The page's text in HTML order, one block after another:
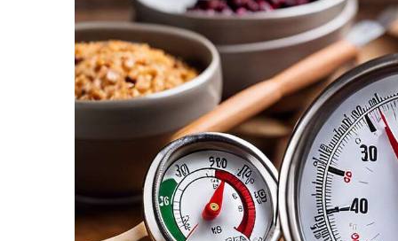
température : -50 ℃ ~
d'énergie : Fonction
d'arrêt automatique
intégrée, le thermometre
patisserie s'éteindra
automatiquement après
10 minutes d'inactivité ; et
il peut basculer entre
Celsius et Fahrenheit lors
de la mesure de la
température. Plusieurs
Méthodes de Stockage :
Les thermometre cuisson
à lecture instantanée ont
10
à